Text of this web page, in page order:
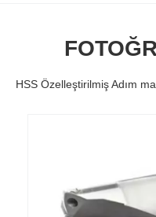
HSS Özelleştirilmiş Adım